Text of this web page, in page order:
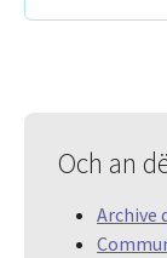
Och an
Archive